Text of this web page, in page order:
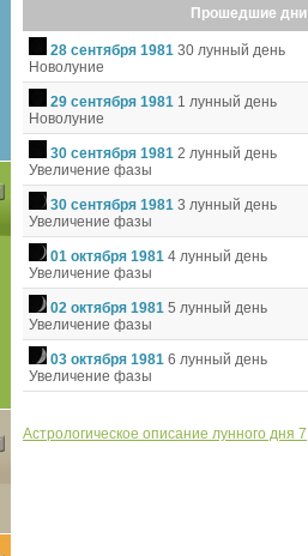
Прошедшие дни
28 сентября 1981 30 лунный день
Новолуние
29 сентября 1981 1 лунный день
Новолуние
30 сентября 1981 2 лунный день
Увеличение фазы
30 сентября 1981 3 лунный день
Увеличение фазы
01 октября 1981 4 лунный день
Увеличение фазы
02 октября 1981 5 лунный день
Увеличение фазы
03 октября 1981 6 лунный день
Увеличение фазы
Астрологическое описание лунного дня 7